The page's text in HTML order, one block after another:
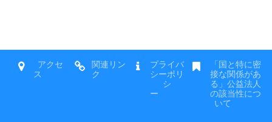
アクセ
ス
関連リン
ク
プライバ
シーポリ
シ
ー
「国と特に密
接な関係があ
る」公益法人
の該当性につ
いて